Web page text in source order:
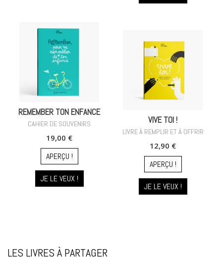
REMEMBER TON ENFANCE
CAHIER DE SOUVENIRS
19,00 €
APERÇU !
JE LE VEUX !
VIVE TOI !
LIVRE À REMPLIR ET À OFFRIR
12,90 €
APERÇU !
JE LE VEUX !
LES LIVRES À PARTAGER